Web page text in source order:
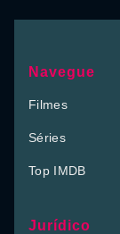
Navegue
Filmes
Séries
Top IMDB
Jurídico